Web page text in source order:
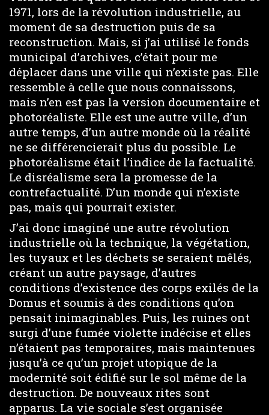
1971, lors de la révolution industrielle, au
moment de sa destruction puis de sa
reconstruction. Mais, si j’ai utilisé le fonds
municipal d’archives, c’était pour me
déplacer dans une ville qui n’existe pas. Elle
ressemble à celle que nous connaissons,
mais n’en est pas la version documentaire et
photoréaliste. Elle est une autre ville, d’un
autre temps, d’un autre monde où la réalité
ne se différencierait plus du possible. Le
photoréalisme était l’indice de la factualité.
Le disréalisme sera la promesse de la
contrefactualité. D’un monde qui n’existe
pas, mais qui pourrait exister.
J’ai donc imaginé une autre révolution
industrielle où la technique, la végétation,
les tuyaux et les déchets se seraient mêlés,
créant un autre paysage, d’autres
conditions d’existence des corps exilés de la
Domus et soumis à des conditions qu’on
pensait inimaginables. Puis, les ruines ont
surgi d’une fumée violette indécise et elles
n’étaient pas temporaires, mais maintenues
jusqu’à ce qu’un projet utopique de la
modernité soit édifié sur le sol même de la
destruction. De nouveaux rites sont
apparus. La vie sociale s’est organisée